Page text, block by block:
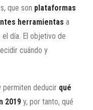
que son plataformas
herramientas a
día. El objetivo de
cuándo y
permiten deducir qué
2019 y, por tanto, qué